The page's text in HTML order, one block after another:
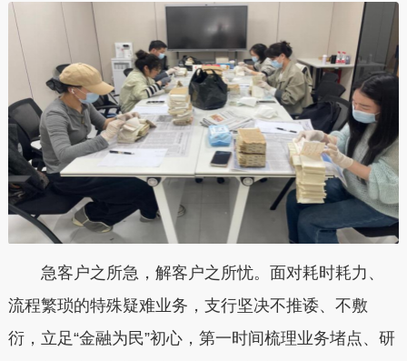
急客户之所急，解客户之所忧。面对耗时耗力、
流程繁琐的特殊疑难业务，支行坚决不推诿、不敷
衍，立足“金融为民”初心，第一时间梳理业务堵点、研